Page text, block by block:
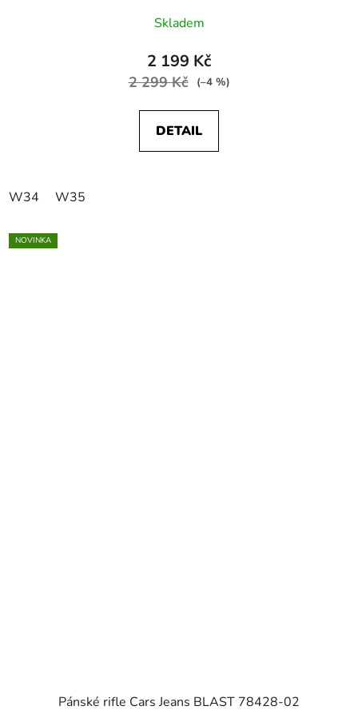
Skladem
2 199 Kč
2 299 Kč (–4 %)
DETAIL
W34 W35
NOVINKA
Pánské rifle Cars Jeans BLAST 78428-02